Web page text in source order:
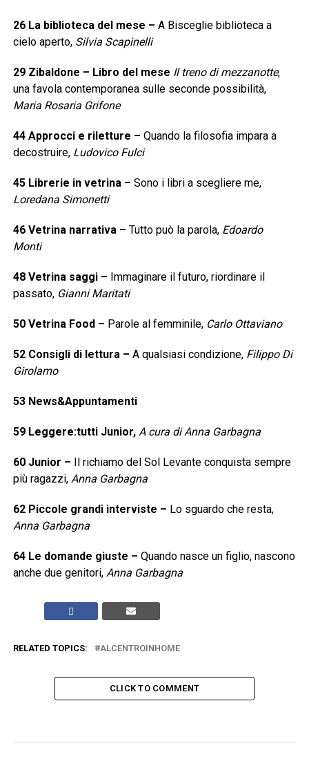
26 La biblioteca del mese – A Bisceglie biblioteca a
cielo aperto, Silvia Scapinelli
29 Zibaldone – Libro del mese Il treno di mezzanotte,
una favola contemporanea sulle seconde possibilità,
Maria Rosaria Grifone
44 Approcci e riletture – Quando la filosofia impara a
decostruire, Ludovico Fulci
45 Librerie in vetrina– Sono i libri a scegliere me,
Loredana Simonetti
46 Vetrina narrativa– Tutto può la parola, Edoardo
Monti
48 Vetrina saggi– Immaginare il futuro, riordinare il
passato, Gianni Maritati
50 Vetrina Food – Parole al femminile, Carlo Ottaviano
52 Consigli di lettura– A qualsiasi condizione, Filippo Di
Girolamo
53 News&Appuntamenti
59 Leggere:tutti Junior, A cura di Anna Garbagna
60 Junior –
Il richiamo del Sol Levante conquista sempre
più ragazzi, Anna Garbagna
62 Piccole grandi interviste – Lo sguardo che resta,
Anna Garbagna
64 Le domande giuste – Quando nasce un figlio, nascono
anche due genitori, Anna Garbagna
RELATED TOPICS: ALCENTROINHOME
CLICK TO COMMENT